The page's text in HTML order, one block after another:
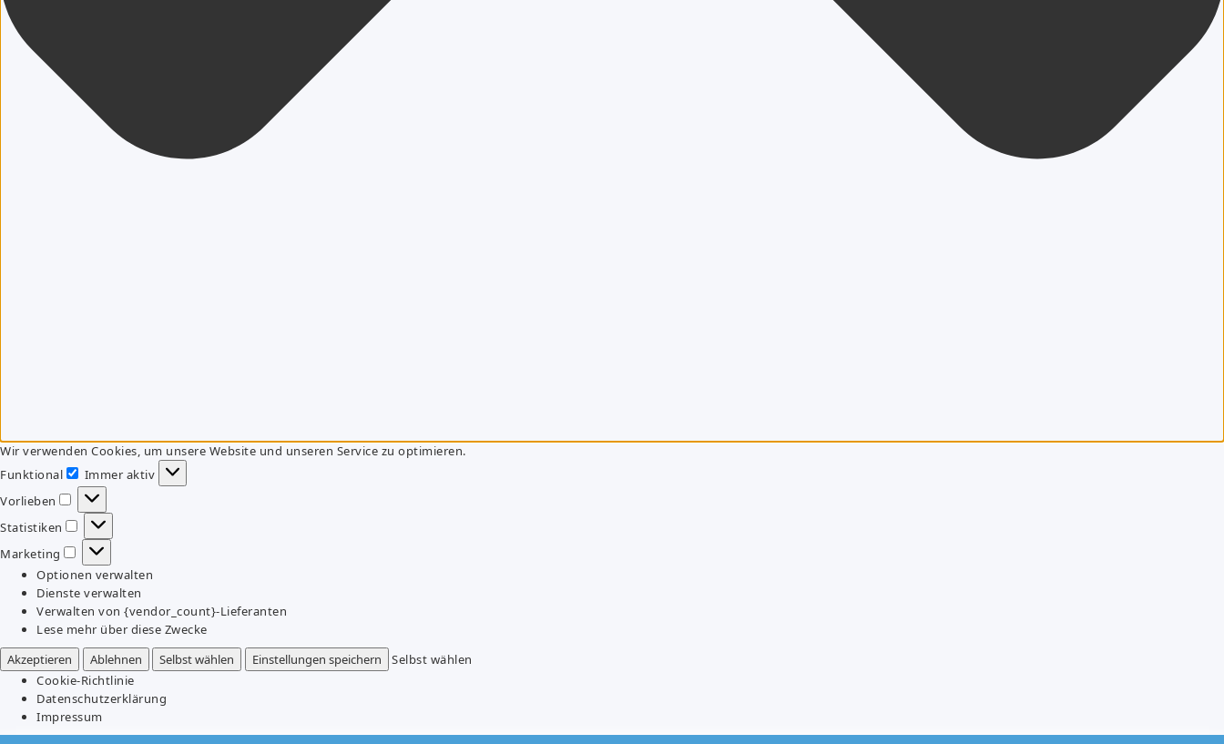
Wir verwenden Cookies, um unsere Website und unseren Service zu optimieren.
Funktional
Funktional
Immer aktiv
Vorlieben
Vorlieben
Statistiken
Statistiken
Marketing
Marketing
Optionen verwalten
Dienste verwalten
Verwalten von {vendor_count}-Lieferanten
Lese mehr über diese Zwecke
Akzeptieren
Ablehnen Selbst wählen Einstellungen speichern
Selbst wählen
Cookie-Richtlinie
Datenschutzerklärung
Impressum